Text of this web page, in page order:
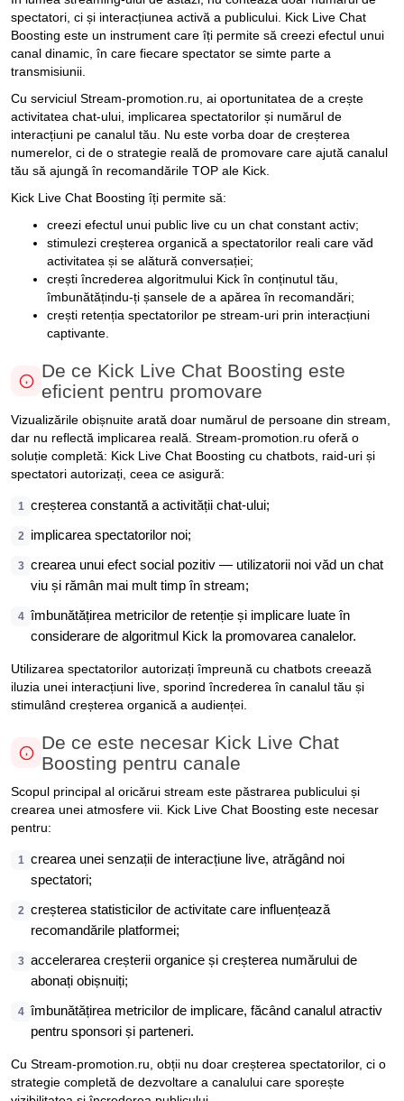
spectatori, ci și interacțiunea activă a publicului. Kick Live Chat
Boosting este un instrument care îți permite să creezi efectul unui
canal dinamic, în care fiecare spectator se simte parte a
transmisiunii.
Cu serviciul Stream-promotion.ru, ai oportunitatea de a crește
activitatea chat-ului, implicarea spectatorilor și numărul de
interacțiuni pe canalul tău. Nu este vorba doar de creșterea
numerelor, ci de o strategie reală de promovare care ajută canalul
tău să ajungă în recomandările TOP ale Kick.
Kick Live Chat Boosting îți permite să:
creezi efectul unui public live cu un chat constant activ;
stimulezi creșterea organică a spectatorilor reali care văd
activitatea și se alătură conversației;
crești încrederea algoritmului Kick în conținutul tău,
îmbunătățindu-ți șansele de a apărea în recomandări;
crești retenția spectatorilor pe stream-uri prin interacțiuni
captivante.
De ce Kick Live Chat Boosting este
eficient pentru promovare
Vizualizările obișnuite arată doar numărul de persoane din stream,
dar nu reflectă implicarea reală. Stream-promotion.ru oferă o
soluție completă: Kick Live Chat Boosting cu chatbots, raid-uri și
spectatori autorizați, ceea ce asigură:
1 creșterea constantă a activității chat-ului;
2 implicarea spectatorilor noi;
3 crearea unui efect social pozitiv — utilizatorii noi văd un chat
viu și rămân mai mult timp în stream;
4 îmbunătățirea metricilor de retenție și implicare luate în
considerare de algoritmul Kick la promovarea canalelor.
Utilizarea spectatorilor autorizați împreună cu chatbots creează
iluzia unei interacțiuni live, sporind încrederea în canalul tău și
stimulând creșterea organică a audienței.
De ce este necesar Kick Live Chat
Boosting pentru canale
Scopul principal al oricărui stream este păstrarea publicului și
crearea unei atmosfere vii. Kick Live Chat Boosting este necesar
pentru:
1 crearea unei senzații de interacțiune live, atrăgând noi
spectatori;
2 creșterea statisticilor de activitate care influențează
recomandările platformei;
3 accelerarea creșterii organice și creșterea numărului de
abonați obișnuiți;
4 îmbunătățirea metricilor de implicare, făcând canalul atractiv
pentru sponsori și parteneri.
Cu Stream-promotion.ru, obții nu doar creșterea spectatorilor, ci o
strategie completă de dezvoltare a canalului care sporește